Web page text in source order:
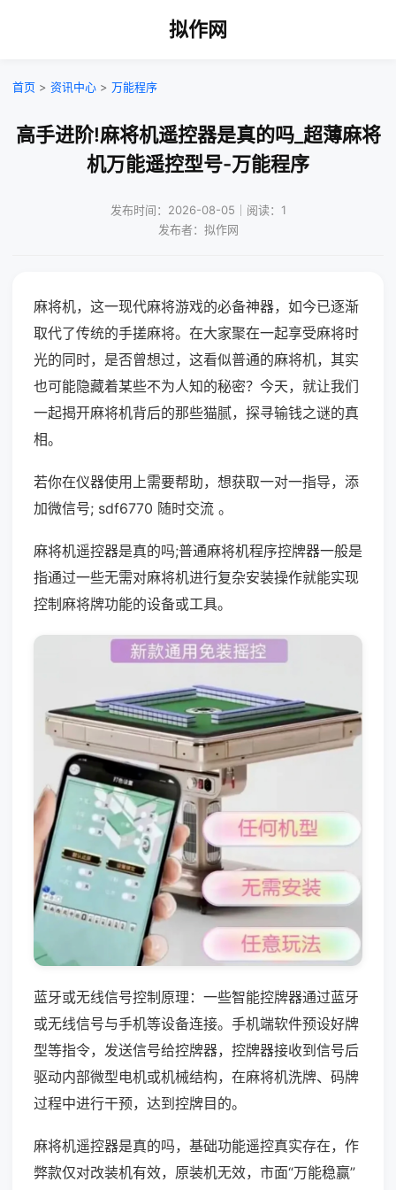
拟作网
首页 > 资讯中心 > 万能程序
高手进阶!麻将机遥控器是真的吗_超薄麻将
机万能遥控型号-万能程序
发布时间：2026-08-05｜阅读：1
发布者：拟作网
麻将机，这一现代麻将游戏的必备神器，如今已逐渐
取代了传统的手搓麻将。在大家聚在一起享受麻将时
光的同时，是否曾想过，这看似普通的麻将机，其实
也可能隐藏着某些不为人知的秘密？今天，就让我们
一起揭开麻将机背后的那些猫腻，探寻输钱之谜的真
相。
若你在仪器使用上需要帮助，想获取一对一指导，添
加微信号; sdf6770 随时交流 。
麻将机遥控器是真的吗;普通麻将机程序控牌器一般是
指通过一些无需对麻将机进行复杂安装操作就能实现
控制麻将牌功能的设备或工具。
蓝牙或无线信号控制原理：一些智能控牌器通过蓝牙
或无线信号与手机等设备连接。手机端软件预设好牌
型等指令，发送信号给控牌器，控牌器接收到信号后
驱动内部微型电机或机械结构，在麻将机洗牌、码牌
过程中进行干预，达到控牌目的。
麻将机遥控器是真的吗，基础功能遥控真实存在，作
弊款仅对改装机有效，原装机无效，市面“万能稳赢”